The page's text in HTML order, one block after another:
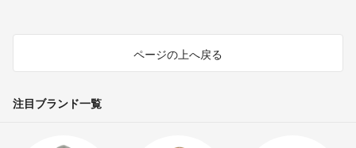
ページの上へ戻る
注目ブランド一覧